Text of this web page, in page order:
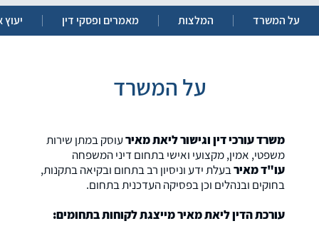
על המשרד המלצות מאמרים ופסקי דין יעוץ
על המשרד
משרד עורכי דין וגישור ליאת מאירעוסק במתן שירות
משפטי, אמין, מקצועי ואישי בתחום דיני המשפחה
עו"ד מאירבעלת ידע וניסיון רב בתחום ובקיאה בתקנות,
בחוקים ובנהלים וכן בפסיקה העדכנית בתחום.
עורכת הדין ליאת מאיר מייצגת לקוחות בתחומים: